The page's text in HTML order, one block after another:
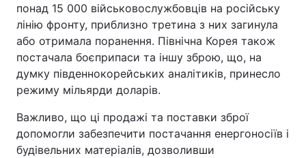
понад 15 000 військовослужбовців на російську
лінію фронту, приблизно третина з них загинула
або отримала поранення. Північна Корея також
постачала боєприпаси та іншу зброю, що, на
думку південнокорейських аналітиків, принесло
режиму мільярди доларів.
Важливо, що ці продажі та поставки зброї
допомогли забезпечити постачання енергоносіїв і
будівельних матеріалів, дозволивши